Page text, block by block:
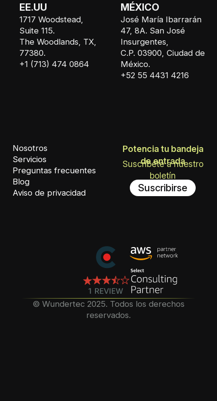
EE.UU
1717 Woodstead,
Suite 115.
The Woodlands, TX,
77380.
+1 (713) 474 0864
MÉXICO
José María Ibarrarán
47, 8A. San José
Insurgentes,
C.P. 03900, Ciudad de
México.
+52 55 4431 4216
Nosotros
Servicios
Preguntas frecuentes
Blog
Aviso de privacidad
Potencia tu bandeja
de entrada
Suscríbete a nuestro
boletín
Suscribirse
©️ Wundertec 2025. Todos los derechos
reservados.